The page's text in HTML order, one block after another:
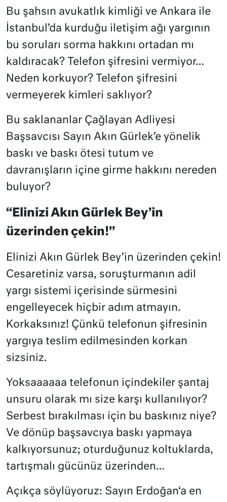
Bu şahsın avukatlık kimliği ve Ankara ile
İstanbul’da kurduğu iletişim ağı yargının
bu soruları sorma hakkını ortadan mı
kaldıracak? Telefon şifresini vermiyor…
Neden korkuyor? Telefon şifresini
vermeyerek kimleri saklıyor?
Bu saklananlar Çağlayan Adliyesi
Başsavcısı Sayın Akın Gürlek’e yönelik
baskı ve baskı ötesi tutum ve
davranışların içine girme hakkını nereden
buluyor?
“Elinizi Akın Gürlek Bey’in
üzerinden çekin!”
Elinizi Akın Gürlek Bey’in üzerinden çekin!
Cesaretiniz varsa, soruşturmanın adil
yargı sistemi içerisinde sürmesini
engelleyecek hiçbir adım atmayın.
Korkaksınız! Çünkü telefonun şifresinin
yargıya teslim edilmesinden korkan
sizsiniz.
Yoksaaaaaa telefonun içindekiler şantaj
unsuru olarak mı size karşı kullanılıyor?
Serbest bırakılması için bu baskınız niye?
Ve dönüp başsavcıya baskı yapmaya
kalkıyorsunuz; oturduğunuz koltuklarda,
tartışmalı gücünüz üzerinden…
Açıkça söylüyoruz: Sayın Erdoğan‘a en